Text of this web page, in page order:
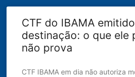
CTF do IBAMA
destinação: o que ele
não prova
CTF IBAMA em dia não autoriza